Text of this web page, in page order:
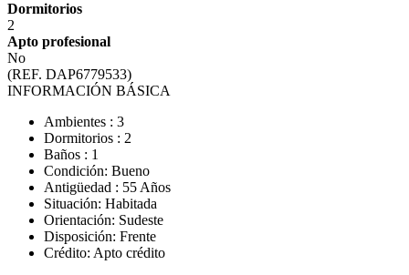
Dormitorios
2
Apto profesional
No
(REF. DAP6779533)
INFORMACIÓN BÁSICA
Ambientes : 3
Dormitorios : 2
Baños : 1
Condición: Bueno
Antigüedad : 55 Años
Situación: Habitada
Orientación: Sudeste
Disposición: Frente
Crédito: Apto crédito